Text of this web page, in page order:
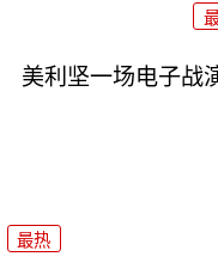
美利坚一场电子战
最热